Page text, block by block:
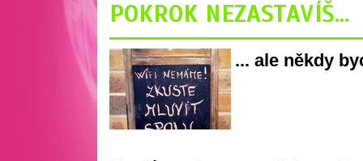
POKROK NEZASTAVÍŠ...
... ale někdy